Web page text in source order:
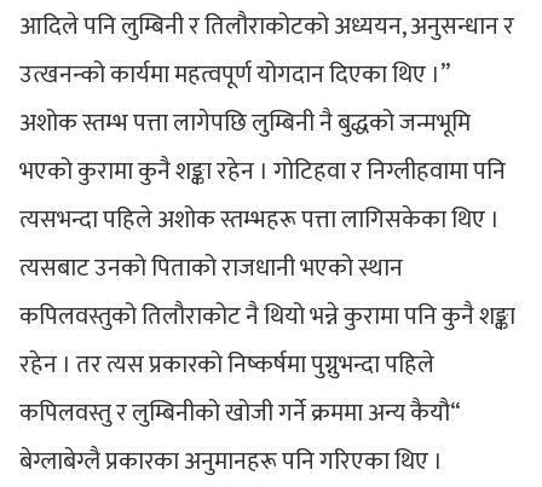
आदिले पनि लुम्बिनी र तिलौराकोटको अध्ययन, अनुसन्धान र
उत्खनन्को कार्यमा महत्वपूर्ण योगदान दिएका थिए ।”
अशोक स्तम्भ पत्ता लागेपछि लुम्बिनी नै बुद्धको जन्मभूमि
भएको कुरामा कुनै शङ्का रहेन । गोटिहवा र निग्लीहवामा पनि
त्यसभन्दा पहिले अशोक स्तम्भहरू पत्ता लागिसकेका थिए ।
त्यसबाट उनको पिताको राजधानी भएको स्थान
कपिलवस्तुको तिलौराकोट नै थियो भन्ने कुरामा पनि कुनै शङ्का
रहेन । तर त्यस प्रकारको निष्कर्षमा पुग्नुभन्दा पहिले
कपिलवस्तु र लुम्बिनीको खोजी गर्ने क्रममा अन्य कैयौ“
बेग्लाबेग्लै प्रकारका अनुमानहरू पनि गरिएका थिए ।